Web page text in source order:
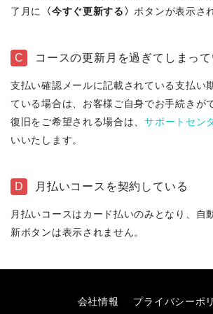
了月に
〈今すぐ更新する〉ボタンが表示さ
C コースの更新月を過ぎてしまって
支払い確認メールに記載されている支払い
ている場合は、お客様ご自身でお手続きが
復旧をご希望される場合は、サポートセン
いいたします。
D 月払いコースを契約している
月払いコースはカード払いのみとなり、自
新ボタンは表示されません。
会社情報 プライバシーポ